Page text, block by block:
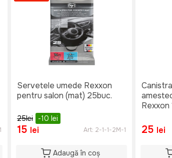
Servetele umede Rexxon
pentru salon (mat) 25buc.
25lei -10 lei
15 lei Art: 2-1-1-2M-1
Adaugă în coș
Rexxon
25 lei